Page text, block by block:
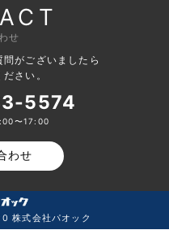
せ
がございましたら
さい。
5574
〜17:00
わせ
式会社パオック